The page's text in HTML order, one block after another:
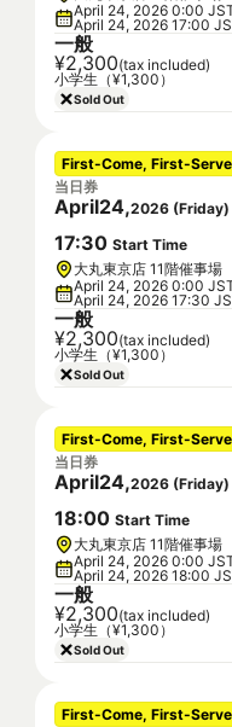
April 24, 2026 0:00
April 24, 2026 17:00
一般
¥2,300(tax included)
小学生（¥1,300）
Sold Out
First-Come, First-
当日券
April24,2026 (Friday)
17:30 Start Time
大丸東京店 11階催事場
April 24, 2026 0:00
April 24, 2026 17:30
一般
¥2,300(tax included)
小学生（¥1,300）
Sold Out
First-Come, First-
当日券
April24,2026 (Friday)
18:00 Start Time
大丸東京店 11階催事場
April 24, 2026 0:00
April 24, 2026 18:00
一般
¥2,300(tax included)
小学生（¥1,300）
Sold Out
First-Come, First-